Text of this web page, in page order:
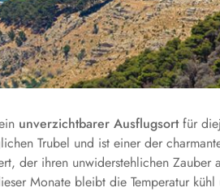
unverzichtbarer Ausflugsortfür
Trubel und ist einer der
der ihren unwiderstehlichen
Monate bleibt die Temperatur